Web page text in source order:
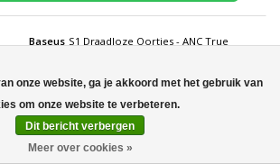
Baseus S1 Draadloze Oortjes - ANC True
Earphones Earbuds Oortelefoon Blauw
onze website, ga je akkoord met het gebruik van
Dit bericht verbergen
Meer over cookies »